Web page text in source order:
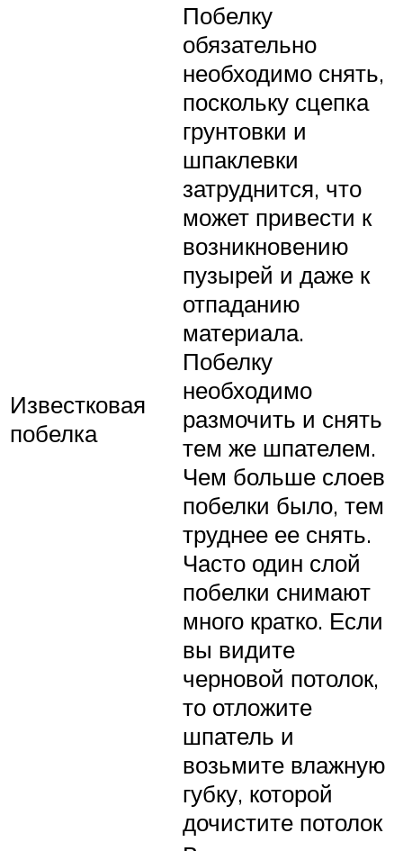
Известковая
побелка
Побелку
обязательно
необходимо снять,
поскольку сцепка
грунтовки и
шпаклевки
затруднится, что
может привести к
возникновению
пузырей и даже к
отпаданию
материала.
Побелку
необходимо
размочить и снять
тем же шпателем.
Чем больше слоев
побелки было, тем
труднее ее снять.
Часто один слой
побелки снимают
много кратко. Если
вы видите
черновой потолок,
то отложите
шпатель и
возьмите влажную
губку, которой
дочистите потолок